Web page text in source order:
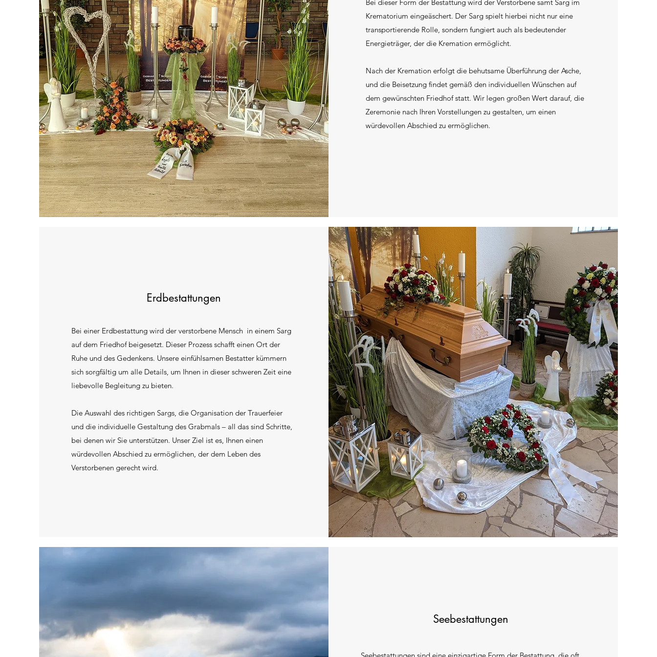
Bei dieser Form der Bestattung wird der Verstorbene samt Sarg im
Krematorium eingeäschert. Der Sarg spielt hierbei nicht nur eine
transportierende Rolle, sondern fungiert auch als bedeutender
Energieträger, der die Kremation ermöglicht.
Nach der Kremation erfolgt die behutsame Überführung der Asche,
und die Beisetzung findet gemäß den individuellen Wünschen auf
dem gewünschten Friedhof statt. Wir legen großen Wert darauf, die
Zeremonie nach Ihren Vorstellungen zu gestalten, um einen
würdevollen Abschied zu ermöglichen.
Erdbestattungen
Bei einer Erdbestattung wird der verstorbene Mensch in einem Sarg
auf dem Friedhof beigesetzt. Dieser Prozess schafft einen Ort der
Ruhe und des Gedenkens. Unsere einfühlsamen Bestatter kümmern
sich sorgfältig um alle Details, um Ihnen in dieser schweren Zeit eine
liebevolle Begleitung zu bieten.
Die Auswahl des richtigen Sargs, die Organisation der Trauerfeier
und die individuelle Gestaltung des Grabmals – all das sind Schritte,
bei denen wir Sie unterstützen. Unser Ziel ist es, Ihnen einen
würdevollen Abschied zu ermöglichen, der dem Leben des
Verstorbenen gerecht wird.
Seebestattungen